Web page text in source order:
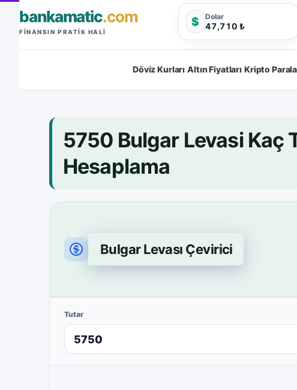
bankamatic.com
FINANSIN PRATIK HALI
$ Dolar
47,710 ₺
Döviz Kurları Altın Fiyatları Kripto
5750 Bulgar Levasi Kaç
Hesaplama
Bulgar Levası Çevirici
Tutar